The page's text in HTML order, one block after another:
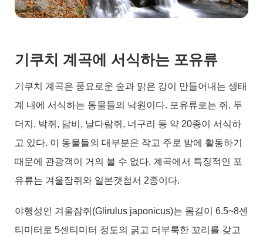
기쿠치 계곡에 서식하는 포유류
기쿠치 계곡은 풍요로운 숲과 맑은 강이 만들어내는 생태
계 내에 서식하는 동물들의 낙원이다. 포유류로는 쥐, 두
더지, 박쥐, 담비, 날다람쥐, 너구리 등 약 20종이 서식하
고 있다. 이 동물들의 대부분은 작고 주로 밤에 활동하기
때문에 관광객이 거의 볼 수 없다. 계곡에서 특징적인 포
유류는 겨울잠쥐와 일본갯첨서 2종이다.
야행성인 겨울잠쥐(Glirulus japonicus)는 몸길이 6.5~8센
티미터로 5센티미터 정도의 굵고 더부룩한 꼬리를 갖고